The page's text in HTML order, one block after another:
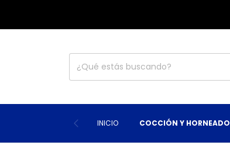
INICIO COCCIÓN Y HORNEADO